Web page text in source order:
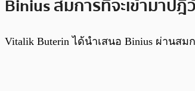
Binius สมการที่จะเข้ามาป
Vitalik Buterin ได้นำเสนอ Binius ผ่าน